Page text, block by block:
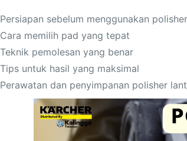
Persiapan sebelum menggunakan
Cara memilih pad yang tepat
Teknik pemolesan yang benar
Tips untuk hasil yang maksimal
Perawatan dan penyimpanan polisher